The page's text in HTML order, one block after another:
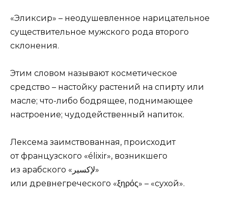
«Эликсир» – неодушевленное нарицательное
существительное мужского рода второго
склонения.
Этим словом называют косметическое
средство – настойку растений на спирту или
масле; что-либо бодрящее, поднимающее
настроение; чудодейственный напиток.
Лексема заимствованная, происходит
от французского «élixir», возникшего
из арабского «لإكسير»
или древнегреческого «ξηρός» – «сухой».